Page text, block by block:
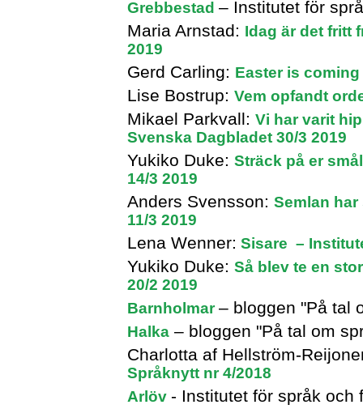
Grebbestad – Institutet för
Maria Arnstad: Idag är det fritt
2019
Gerd Carling: Easter is
Lise Bostrup: Vem opfandt
Mikael Parkvall: Vi har varit
Svenska Dagbladet 30/3 2019
Yukiko Duke: Sträck på er
14/3 2019
Anders Svensson: Semlan
11/3 2019
Lena Wenner: Sisare –
Yukiko Duke: Så blev te en
20/2 2019
Barnholmar– bloggen "På tal
Halka – bloggen "På tal om
Charlotta af Hellström-
Språknytt nr 4/2018
Arlöv - Institutet för språk och